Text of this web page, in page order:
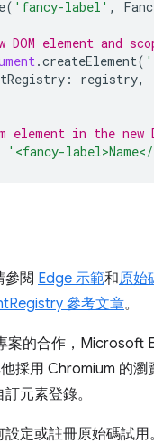
( 'fancy-label' ,
DOM element and
.createElement(
: registry,
element in the new
'<fancy-
參閱 Edge 示範和原始
參考文章。
案的合作，Microsoft
採用 Chromium 的瀏
元素登錄。
定或註冊原始碼試